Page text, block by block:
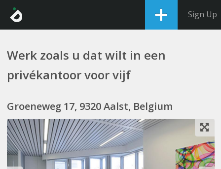
Sign Up
Werk zoals u dat wilt in een
privékantoor voor vijf
Groeneweg 17, 9320 Aalst, Belgium